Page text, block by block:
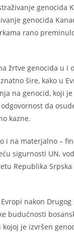
genocida
genocida
rano
žrtve genocida u i
šire, kako u
na genocid, koji
da
kazne.
i na materjalno –
sigurnosti UN,
Republika
nakon
budućnosti
je izvršen